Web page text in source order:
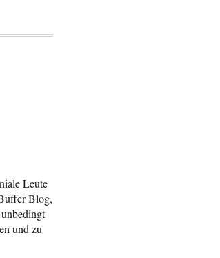
Leute
Blog,
und zu